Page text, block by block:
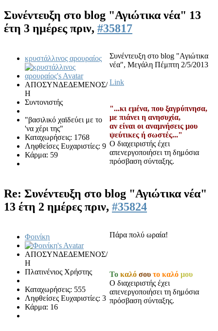
Συνέντευξη στο blog "Αγιώτικα νέα" 13
έτη 3 ημέρες πριν, #35817
κρυστάλλινος αρουραίος
ΑΠΟΣΥΝΔΕΔΕΜΕΝΟΣ/
Η
Συντονιστής
"βασιλικό χαϊδεύει με το
'να χέρι της"
Καταχωρήσεις: 1768
Ληφθείσες Ευχαριστίες: 9
Κάρμα: 59
Συνέντευξη στο blog "Αγιώτικα
νέα", Μεγάλη Πέμπτη 2/5/2013
Link
"...κι εμένα, που ξαγρύπνησα,
με πιάνει η ανησυχία,
αν είναι οι αναμνήσεις μου
ψεύτικες ή σωστές..."
Ο διαχειριστής έχει
απενεργοποιήσει τη δημόσια
πρόσβαση σύνταξης.
Re: Συνέντευξη στο blog "Αγιώτικα νέα"
13 έτη 2 ημέρες πριν, #35824
Φοινίκη
ΑΠΟΣΥΝΔΕΔΕΜΕΝΟΣ/
Η
Πλατινένιος Χρήστης
Καταχωρήσεις: 555
Ληφθείσες Ευχαριστίες: 3
Κάρμα: 16
Πάρα πολύ ωραία!
Το καλό σου το καλό μου
Ο διαχειριστής έχει
απενεργοποιήσει τη δημόσια
πρόσβαση σύνταξης.